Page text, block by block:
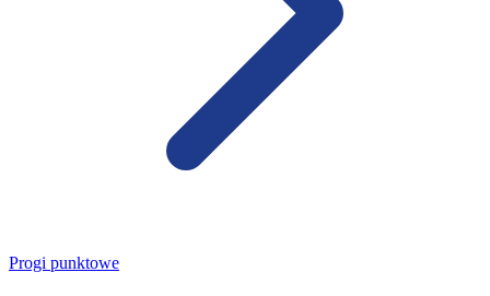
Progi punktowe